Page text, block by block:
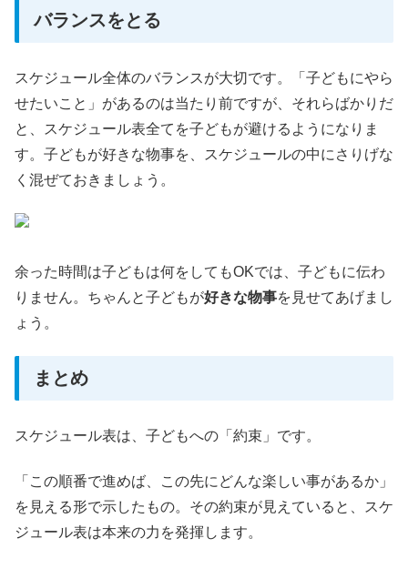
バランスをとる
スケジュール全体のバランスが大切です。「子どもにやら
せたいこと」があるのは当たり前ですが、それらばかりだ
と、スケジュール表全てを子どもが避けるようになりま
す。子どもが好きな物事を、スケジュールの中にさりげな
く混ぜておきましょう。
余った時間は子どもは何をしてもOKでは、子どもに伝わ
りません。ちゃんと子どもが好きな物事を見せてあげまし
ょう。
まとめ
スケジュール表は、子どもへの「約束」です。
「この順番で進めば、この先にどんな楽しい事があるか」
を見える形で示したもの。その約束が見えていると、スケ
ジュール表は本来の力を発揮します。